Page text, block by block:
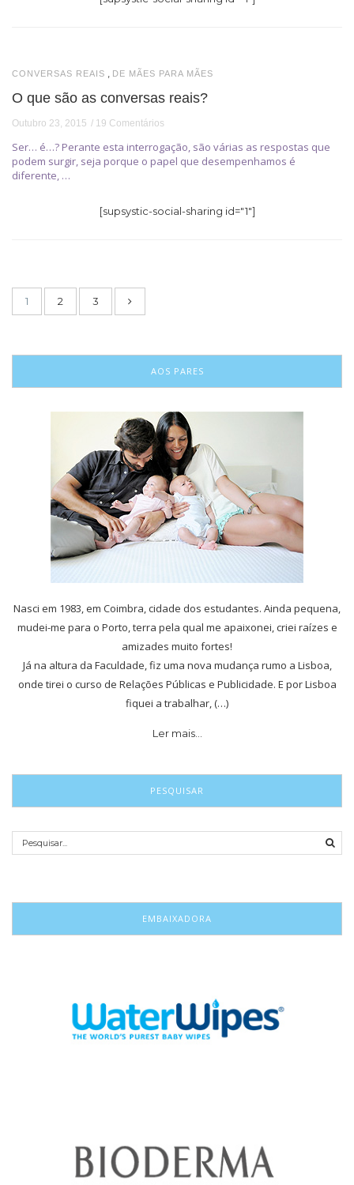
CONVERSAS REAIS DE MÃES PARA MÃES
O que são as conversas reais?
Outubro 23, 2015 19 Comentários
Ser… é…? Perante esta interrogação, são várias as respostas que
podem surgir, seja porque o papel que desempenhamos é
diferente, …
[supsystic-social-sharing id="1"]
1 2 3
AOS PARES
Nasci em 1983, em Coimbra, cidade dos estudantes. Ainda pequena,
mudei-me para o Porto, terra pela qual me apaixonei, criei raízes e
amizades muito fortes!
Já na altura da Faculdade, fiz uma nova mudança rumo a Lisboa,
onde tirei o curso de Relações Públicas e Publicidade. E por Lisboa
fiquei a trabalhar, (…)
Ler mais…
PESQUISAR
EMBAIXADORA